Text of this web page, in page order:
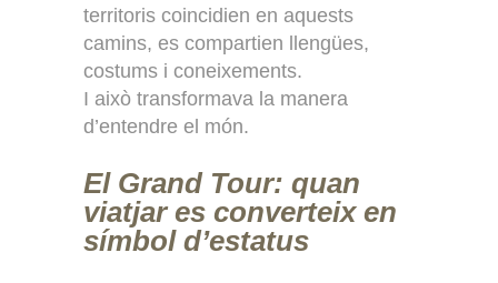
territoris coincidien en aquests
camins, es compartien llengües,
costums i coneixements.
I això transformava la manera
d’entendre el món.
El Grand Tour: quan
viatjar es converteix en
símbol d’estatus